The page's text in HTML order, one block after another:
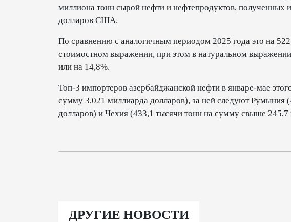
миллиона ​​тонн сырой нефти и нефтепродуктов,
долларов США.
По сравнению с аналогичным периодом 2025 года это на
стоимостном выражении, при этом в натуральном
или на 14,8%.
Топ-3 импортеров азербайджанской нефти в январе-мае
сумму 3,021 миллиарда долларов), за ней следуют Румыния
долларов) и Чехия (433,1 тысячи тонн на сумму свыше 245,7
ДРУГИЕ НОВОСТИ